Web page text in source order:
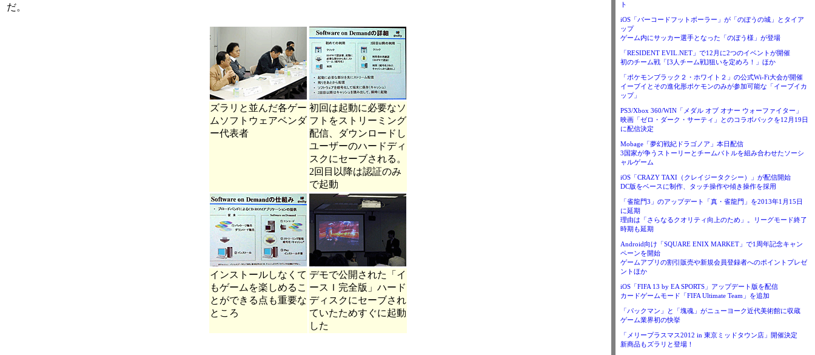
だ。
ズラリと並んだ各ゲー
ムソフトウェアベンダ
ー代表者
初回は起動に必要なソ
フトをストリーミング
配信、ダウンロードし
ユーザーのハードディ
スクにセーブされる。
2回目以降は認証のみ
で起動
インストールしなくて
もゲームを楽しめるこ
とができる点も重要な
ところ
デモで公開された「イ
ースＩ完全版」ハード
ディスクにセーブされ
ていたためすぐに起動
した
ト
iOS「バーコードフットボーラー」が「のぼうの城」とタイア
ップ
ゲーム内にサッカー選手となった「のぼう様」が登場
「RESIDENT EVIL.NET」で12月に2つのイベントが開催
初のチーム戦「[3人チーム戦]狙いを定めろ！」ほか
「ポケモンブラック２・ホワイト２」の公式Wi-Fi大会が開催
イーブイとその進化形ポケモンのみが参加可能な「イーブイカ
ップ」
PS3/Xbox 360/WIN「メダル オブ オナー ウォーファイター」
映画「ゼロ・ダーク・サーティ」とのコラボパックを12月19日
に配信決定
Mobage「夢幻戦紀ドラゴノア」本日配信
3国家が争うストーリーとチームバトルを組み合わせたソーシ
ャルゲーム
iOS「CRAZY TAXI（クレイジータクシー）」が配信開始
DC版をベースに制作、タッチ操作や傾き操作を採用
「雀龍門3」のアップデート「真・雀龍門」を2013年1月15日
に延期
理由は「さらなるクオリティ向上のため」。リーグモード終了
時期も延期
Android向け「SQUARE ENIX MARKET」で1周年記念キャン
ペーンを開始
ゲームアプリの割引販売や新規会員登録者へのポイントプレゼ
ントほか
iOS「FIFA 13 by EA SPORTS」アップデート版を配信
カードゲームモード「FIFA Ultimate Team」を追加
「パックマン」と「塊魂」がニューヨーク近代美術館に収蔵
ゲーム業界初の快挙
「メリープラスマス2012 in 東京ミッドタウン店」開催決定
新商品もズラリと登場！